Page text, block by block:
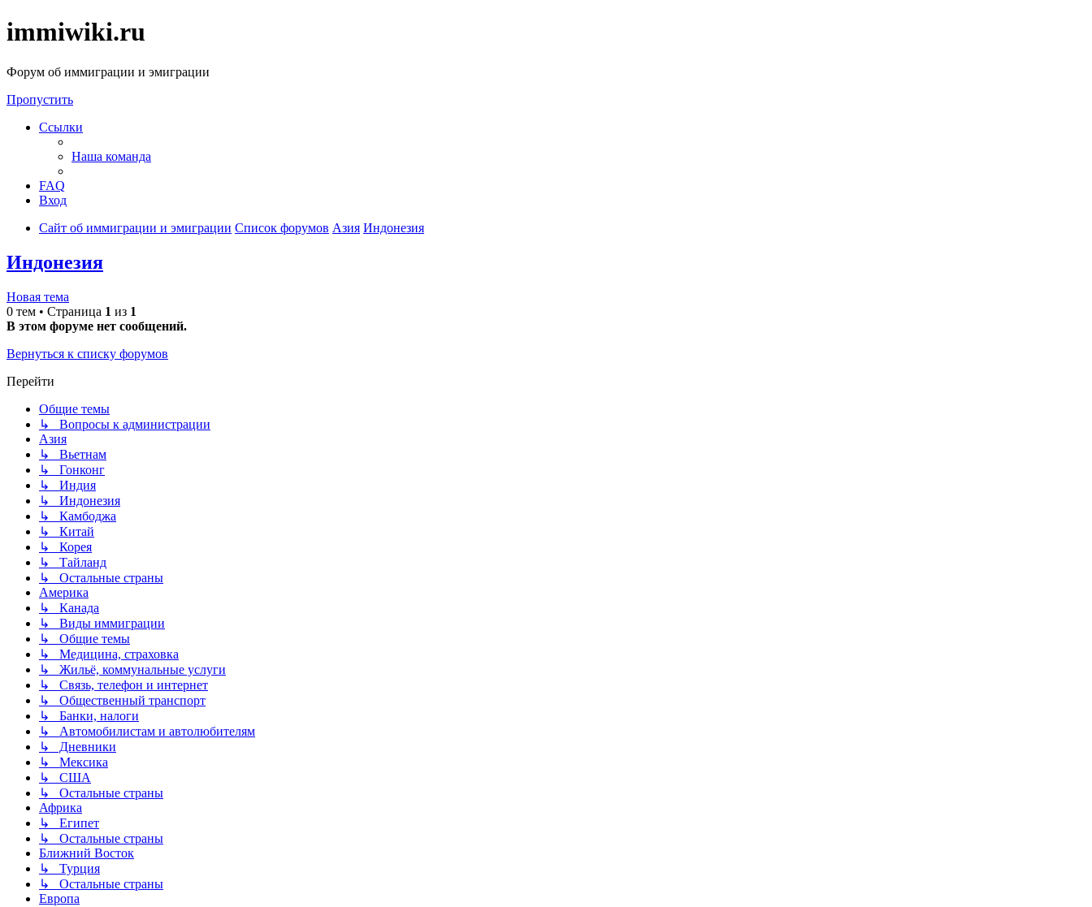
immiwiki.ru
Форум об иммиграции и эмиграции
Пропустить
Ссылки
Наша команда
FAQ
Вход
Сайт об иммиграции и эмиграции Список форумов Азия Индонезия
Индонезия
Новая тема
0 тем • Страница 1 из 1
В этом форуме нет сообщений.
Вернуться к списку форумов
Перейти
Общие темы
↳ Вопросы к администрации
Азия
↳ Вьетнам
↳ Гонконг
↳ Индия
↳ Индонезия
↳ Камбоджа
↳ Китай
↳ Корея
↳ Тайланд
↳ Остальные страны
Америка
↳ Канада
↳ Виды иммиграции
↳ Общие темы
↳ Медицина, страховка
↳ Жильё, коммунальные услуги
↳ Связь, телефон и интернет
↳ Общественный транспорт
↳ Банки, налоги
↳ Автомобилистам и автолюбителям
↳ Дневники
↳ Мексика
↳ США
↳ Остальные страны
Африка
↳ Египет
↳ Остальные страны
Ближний Восток
↳ Турция
↳ Остальные страны
Европа